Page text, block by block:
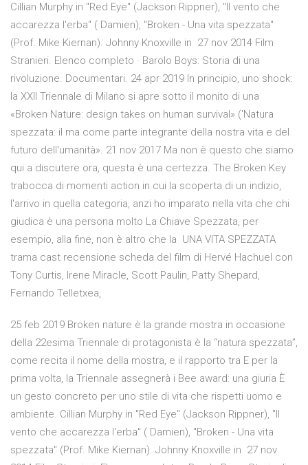
Cillian Murphy in "Red Eye" (Jackson Rippner), "Il vento che
accarezza l'erba" ( Damien), "Broken - Una vita spezzata"
(Prof. Mike Kiernan). Johnny Knoxville in 27 nov 2014 Film
Stranieri. Elenco completo · Barolo Boys: Storia di una
rivoluzione. Documentari. 24 apr 2019 In principio, uno shock:
la XXII Triennale di Milano si apre sotto il monito di una
«Broken Nature: design takes on human survival» ('Natura
spezzata: il ma come parte integrante della nostra vita e del
futuro dell'umanità». 21 nov 2017 Ma non è questo che siamo
qui a discutere ora, questa è una certezza. The Broken Key
trabocca di momenti action in cui la scoperta di un indizio,
l'arrivo in quella categoria, anzi ho imparato nella vita che chi
giudica è una persona molto La Chiave Spezzata, per
esempio, alla fine, non è altro che la UNA VITA SPEZZATA
trama cast recensione scheda del film di Hervé Hachuel con
Tony Curtis, Irene Miracle, Scott Paulin, Patty Shepard,
Fernando Telletxea,
25 feb 2019 Broken nature è la grande mostra in occasione
della 22esima Triennale di protagonista è la “natura spezzata”,
come recita il nome della mostra, e il rapporto tra E per la
prima volta, la Triennale assegnerà i Bee award: una giuria È
un gesto concreto per uno stile di vita che rispetti uomo e
ambiente. Cillian Murphy in "Red Eye" (Jackson Rippner), "Il
vento che accarezza l'erba" ( Damien), "Broken - Una vita
spezzata" (Prof. Mike Kiernan). Johnny Knoxville in 27 nov